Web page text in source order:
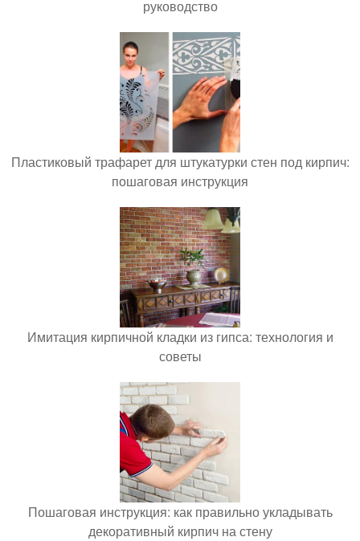
руководство
Пластиковый трафарет для штукатурки стен под кирпич:
пошаговая инструкция
Имитация кирпичной кладки из гипса: технология и
советы
Пошаговая инструкция: как правильно укладывать
декоративный кирпич на стену